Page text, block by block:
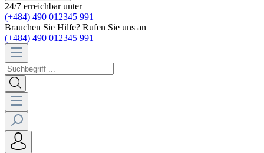
24/7 erreichbar unter
(+484) 490 012345 991
Brauchen Sie Hilfe? Rufen Sie uns an
(+484) 490 012345 991